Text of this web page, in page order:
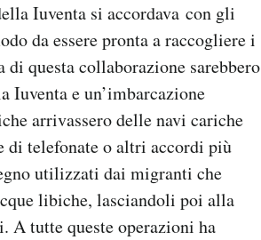
Iuventa si accordava con gli
da essere pronta a raccogliere i
questa collaborazione sarebbero
Iuventa e un’imbarcazione
arrivassero delle navi cariche
di telefonate o altri accordi più
utilizzati dai migranti che
libiche, lasciandoli poi alla
A tutte queste operazioni ha